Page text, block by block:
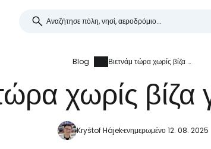
Blog Βιετνάμ τώρα χωρίς βίζα για 45 ημέρες
χωρίς βίζα
Kryštof Hájekενημερωμένο 12. 08. 2025